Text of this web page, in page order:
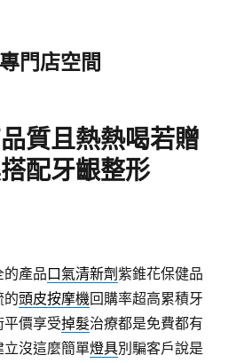
門店空間
質且熱熱喝若贈
配牙齦整形
的產品口氣清新劑紫錐花保健品
的頭皮按摩機回購率超高累積牙
平價享受掉髮治療都是免費都有
立沒這麼簡單燈具別騙客戶說是